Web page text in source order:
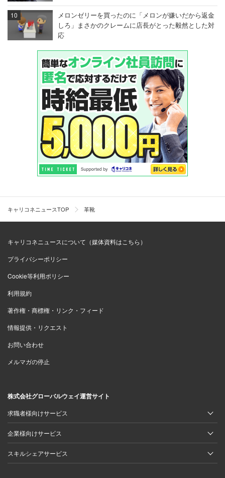
メロンゼリーを買ったのに「メロンが嫌いだから返金
しろ」まさかのクレームに店長がとった毅然とした対
応
キャリコネニュースTOP 革靴
キャリコネニュースについて（媒体資料はこちら）
プライバシーポリシー
Cookie等利用ポリシー
利用規約
著作権・商標権・リンク・フィード
情報提供・リクエスト
お問い合わせ
メルマガの停止
株式会社グローバルウェイ運営サイト
求職者様向けサービス
企業様向けサービス
スキルシェアサービス